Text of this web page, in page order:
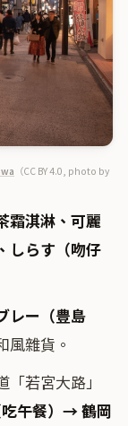
（CC BY 4.0, photo by
霜淇淋、可麗
しらす（吻仔
レー（豊島
風雜貨。
若宮大路」
午餐）→ 鶴岡